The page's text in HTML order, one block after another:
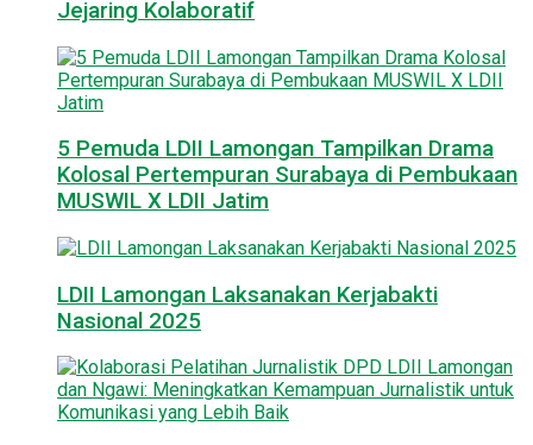
Jejaring Kolaboratif
5 Pemuda LDII Lamongan Tampilkan Drama
Kolosal Pertempuran Surabaya di Pembukaan
MUSWIL X LDII Jatim
LDII Lamongan Laksanakan Kerjabakti
Nasional 2025